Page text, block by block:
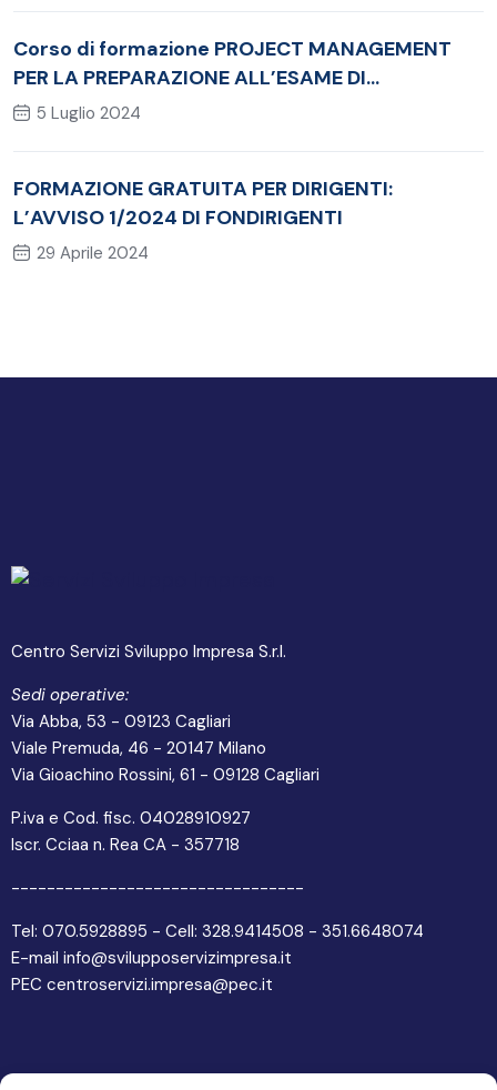
Corso di formazione PROJECT MANAGEMENT
PER LA PREPARAZIONE ALL’ESAME DI
CERTIFICAZIONE PMI®‐CAPM
5 Luglio 2024
FORMAZIONE GRATUITA PER DIRIGENTI:
L’AVVISO 1/2024 DI FONDIRIGENTI
29 Aprile 2024
Centro Servizi Sviluppo Impresa S.r.l.
Sedi operative:
Via Abba, 53 - 09123 Cagliari
Viale Premuda, 46 - 20147 Milano
Via Gioachino Rossini, 61 - 09128 Cagliari
P.iva e Cod. fisc. 04028910927
Iscr. Cciaa n. Rea CA - 357718
---------------------------------
Tel: 070.5928895 - Cell: 328.9414508 - 351.6648074
E-mail info@svilupposervizimpresa.it
PEC centroservizi.impresa@pec.it